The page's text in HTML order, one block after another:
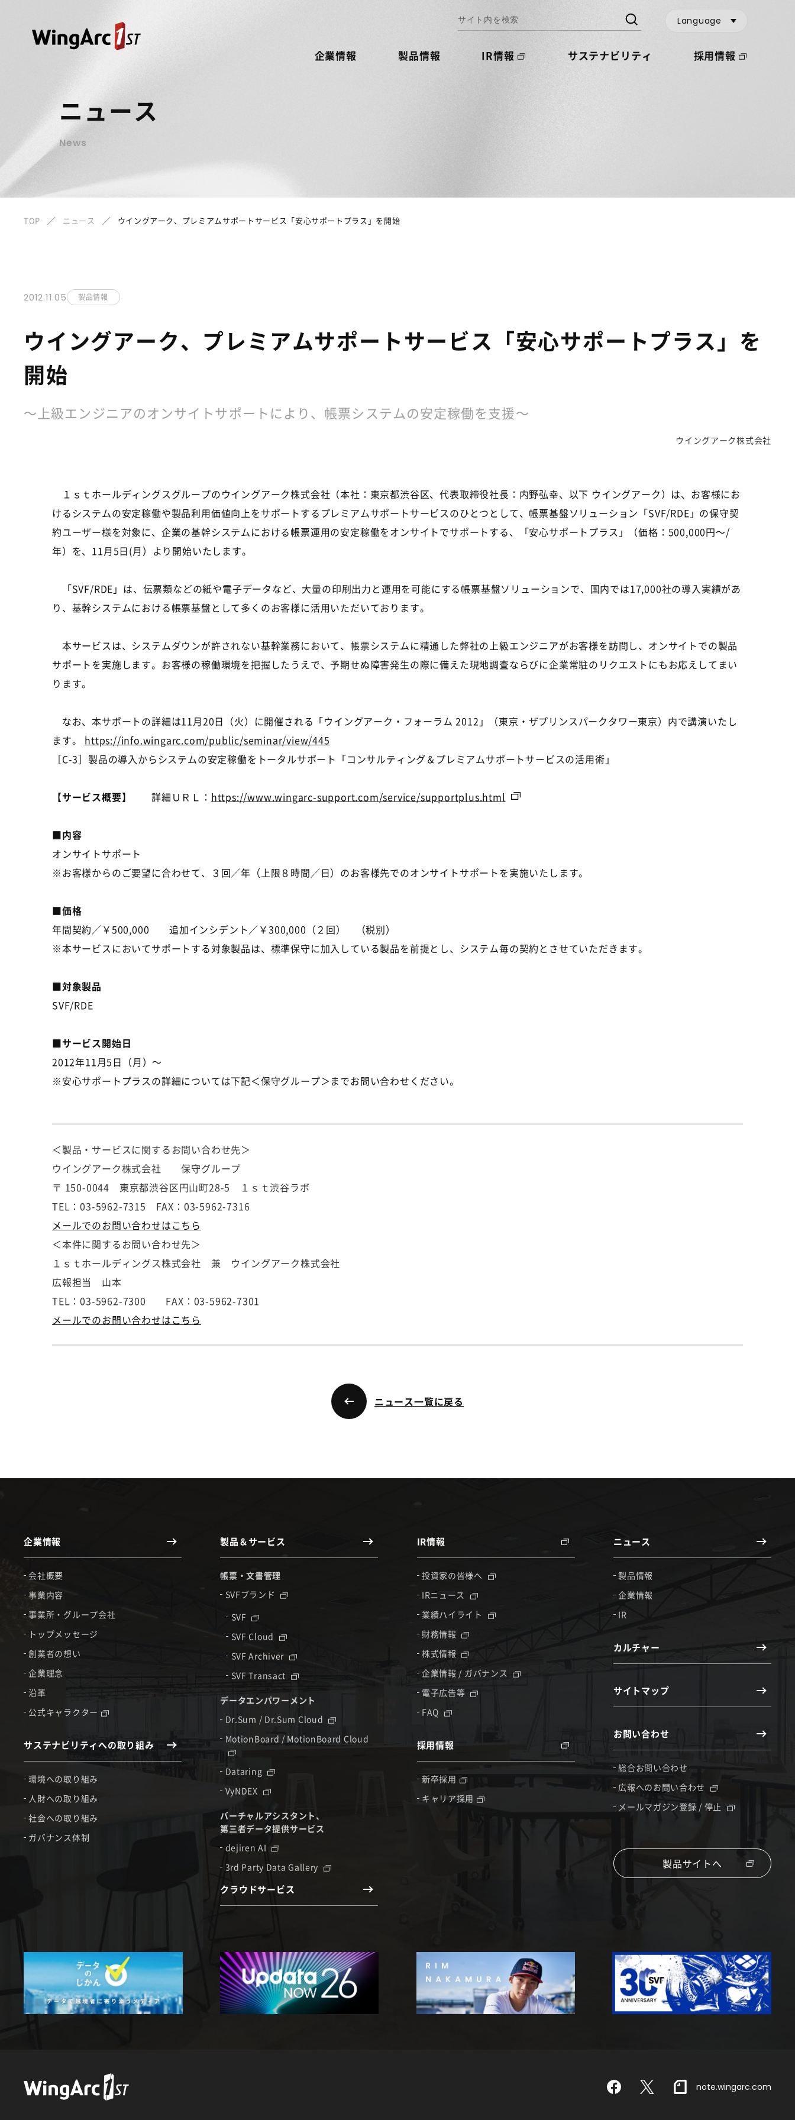
企業情報 製品情報 IR情報 サステナビリティ 採用情報
Language
ニュース
News
TOP ニュース ウイングアーク、プレミアムサポートサービス「安心サポートプラス」を開始
2012.11.05 製品情報
ウイングアーク、プレミアムサポートサービス「安心サポートプラス」を
開始
～上級エンジニアのオンサイトサポートにより、帳票システムの安定稼働を支援～
ウイングアーク株式会社
１ｓｔホールディングスグループのウイングアーク株式会社（本社：東京都渋谷区、代表取締役社長：内野弘幸、以下 ウイングアーク）は、お客様にお
けるシステムの安定稼働や製品利用価値向上をサポートするプレミアムサポートサービスのひとつとして、帳票基盤ソリューション「SVF/RDE」の保守契
約ユーザー様を対象に、企業の基幹システムにおける帳票運用の安定稼働をオンサイトでサポートする、「安心サポートプラス」（価格：500,000円～/
年）を、11月5日(月）より開始いたします。
「SVF/RDE」は、伝票類などの紙や電子データなど、大量の印刷出力と運用を可能にする帳票基盤ソリューションで、国内では17,000社の導入実績があ
り、基幹システムにおける帳票基盤として多くのお客様に活用いただいております。
本サービスは、システムダウンが許されない基幹業務において、帳票システムに精通した弊社の上級エンジニアがお客様を訪問し、オンサイトでの製品
サポートを実施します。お客様の稼働環境を把握したうえで、予期せぬ障害発生の際に備えた現地調査ならびに企業常駐のリクエストにもお応えしてまい
ります。
なお、本サポートの詳細は11月20日（火）に開催される「ウイングアーク・フォーラム 2012」（東京・ザプリンスパークタワー東京）内で講演いたし
ます。 https://info.wingarc.com/public/seminar/view/445
［C-3］製品の導入からシステムの安定稼働をトータルサポート「コンサルティング＆プレミアムサポートサービスの活用術」
【サービス概要】 詳細ＵＲＬ： https://www.wingarc-support.com/service/supportplus.html
■内容
オンサイトサポート
※お客様からのご要望に合わせて、３回／年（上限８時間／日）のお客様先でのオンサイトサポートを実施いたします。
■価格
年間契約／￥500,000 追加インシデント／￥300,000（２回） （税別）
※本サービスにおいてサポートする対象製品は、標準保守に加入している製品を前提とし、システム毎の契約とさせていただきます。
■対象製品
SVF/RDE
■サービス開始日
2012年11月5日（月）～
※安心サポートプラスの詳細については下記＜保守グループ＞までお問い合わせください。
＜製品・サービスに関するお問い合わせ先＞
ウイングアーク株式会社 保守グループ
〒 150-0044 東京都渋谷区円山町28-5 １ｓｔ渋谷ラボ
TEL：03-5962-7315 FAX：03-5962-7316
メールでのお問い合わせはこちら
＜本件に関するお問い合わせ先＞
１ｓｔホールディングス株式会社 兼 ウイングアーク株式会社
広報担当 山本
TEL：03-5962-7300 FAX：03-5962-7301
メールでのお問い合わせはこちら
ニュース一覧に戻る
企業情報
会社概要
事業内容
事業所・グループ会社
トップメッセージ
創業者の想い
企業理念
沿革
公式キャラクター
サステナビリティへの取り組み
環境への取り組み
人財への取り組み
社会への取り組み
ガバナンス体制
製品＆サービス
帳票・文書管理
SVFブランド
SVF
SVF Cloud
SVF Archiver
SVF Transact
データエンパワーメント
Dr.Sum / Dr.Sum Cloud
MotionBoard / MotionBoard Cloud
Dataring
VyNDEX
バーチャルアシスタント、
第三者データ提供サービス
dejiren AI
3rd Party Data Gallery
クラウドサービス
IR情報
投資家の皆様へ
IRニュース
業績ハイライト
財務情報
株式情報
企業情報 / ガバナンス
電子広告等
FAQ
採用情報
新卒採用
キャリア採用
ニュース
製品情報
企業情報
IR
カルチャー
サイトマップ
お問い合わせ
総合お問い合わせ
広報へのお問い合わせ
メールマガジン登録 / 停止
製品サイトへ
Facebook
X note.wingarc.com